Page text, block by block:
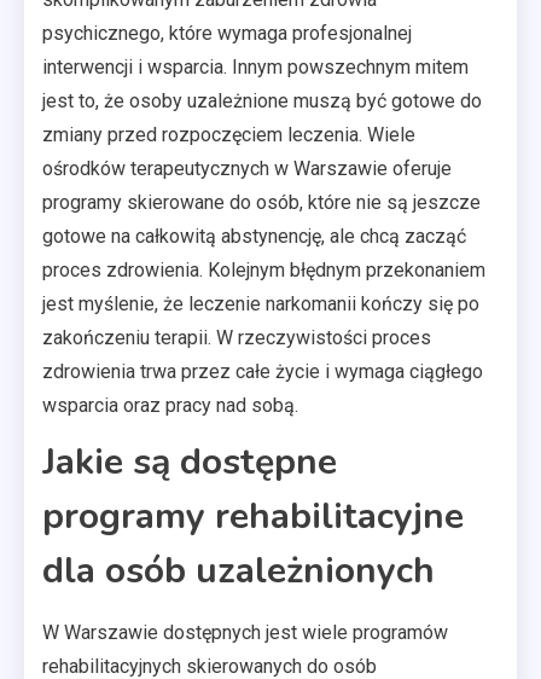
psychicznego, które wymaga profesjonalnej
interwencji i wsparcia. Innym powszechnym mitem
jest to, że osoby uzależnione muszą być gotowe do
zmiany przed rozpoczęciem leczenia. Wiele
ośrodków terapeutycznych w Warszawie oferuje
programy skierowane do osób, które nie są jeszcze
gotowe na całkowitą abstynencję, ale chcą zacząć
proces zdrowienia. Kolejnym błędnym przekonaniem
jest myślenie, że leczenie narkomanii kończy się po
zakończeniu terapii. W rzeczywistości proces
zdrowienia trwa przez całe życie i wymaga ciągłego
wsparcia oraz pracy nad sobą.
Jakie są dostępne
programy rehabilitacyjne
dla osób uzależnionych
W Warszawie dostępnych jest wiele programów
rehabilitacyjnych skierowanych do osób